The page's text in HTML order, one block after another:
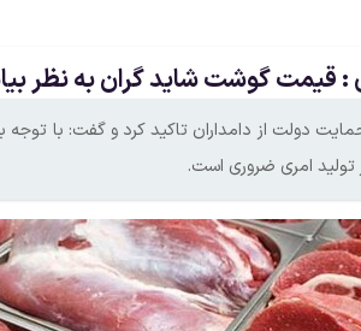
گوشت شاید گران به نظر
دولت از دامداران تاکید کرد و گفت: با توجه
امری ضروری است.